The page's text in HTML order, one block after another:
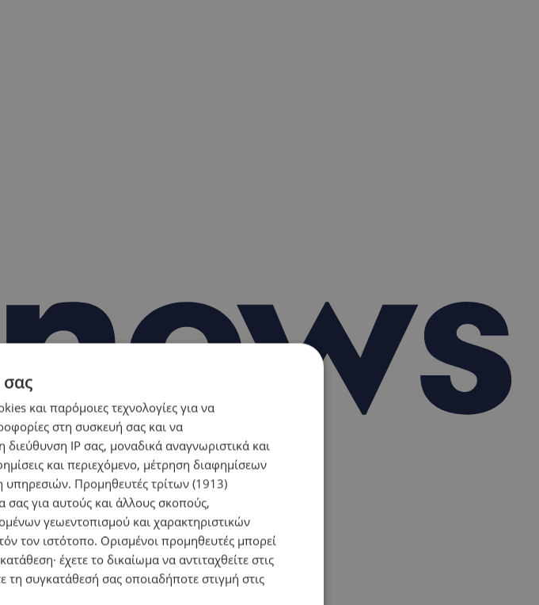
και παρόμοιες τεχνολογίες για να
στη συσκευή σας και να
IP σας, μοναδικά αναγνωριστικά και
και περιεχόμενο, μέτρηση διαφημίσεων
υπηρεσιών. Προμηθευτές τρίτων (1913)
σας για αυτούς και άλλους σκοπούς,
γεωεντοπισμού και χαρακτηριστικών
τον ιστότοπο. Ορισμένοι προμηθευτές μπορεί
έχετε το δικαίωμα να αντιταχθείτε στις
τη συγκατάθεσή σας οποιαδήποτε στιγμή στις